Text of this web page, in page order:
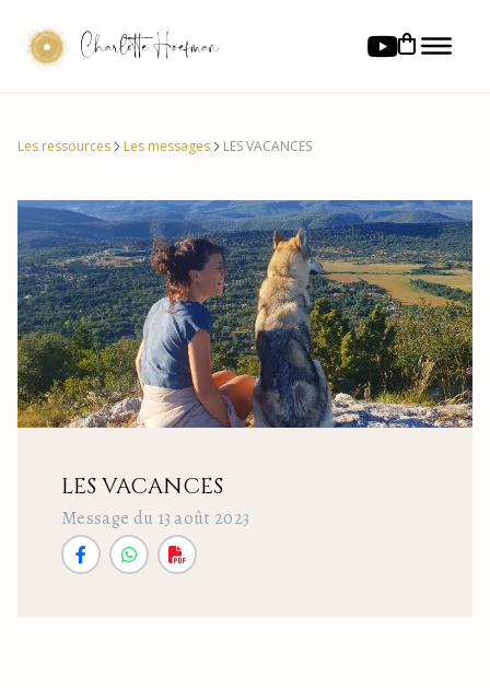
Charlotte Hoefman
Les ressources Les messages LES VACANCES
LES VACANCES
Message du 13 août 2023